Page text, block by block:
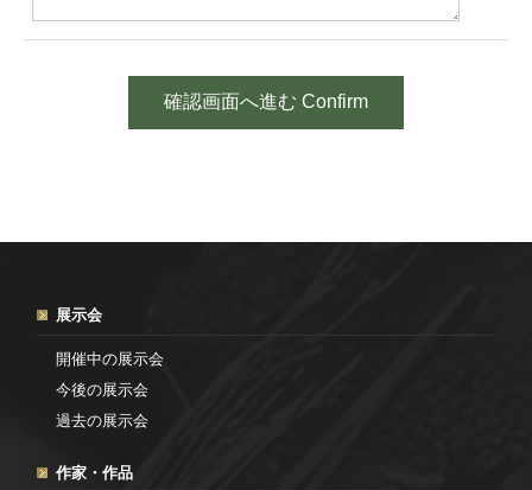
展示会
開催中の展示会
今後の展示会
過去の展示会
作家・作品